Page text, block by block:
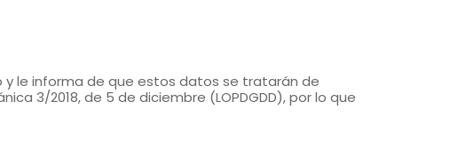
le informa de que estos datos se tratarán de
3/2018, de 5 de diciembre (LOPDGDD), por lo que